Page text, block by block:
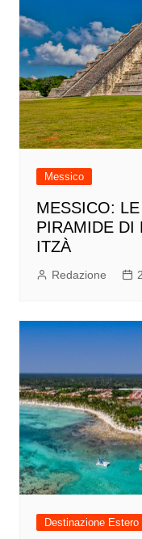
Messico
MESSICO:
PIRAMIDE DI
ITZÀ
Redazione
Destinazione Estero